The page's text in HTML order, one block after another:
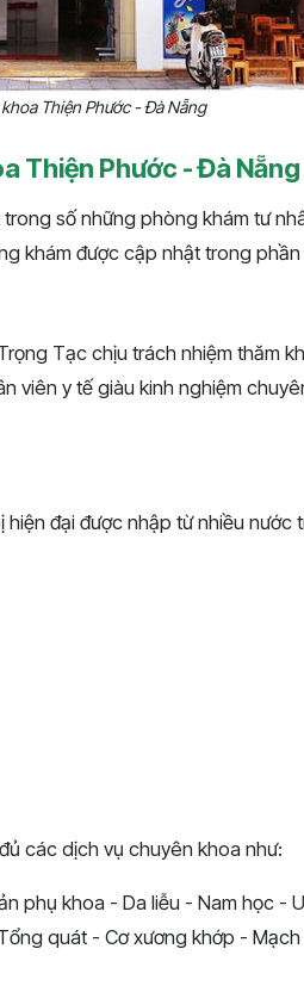
Thiện Phước - Đà Nẵng
Thiện Phước - Đà Nẵng
số những phòng khám tư
khám được cập nhật trong phần
Tạc chịu trách nhiệm thăm
viên y tế giàu kinh nghiệm
đại được nhập từ nhiều nước
các dịch vụ chuyên khoa như:
phụ khoa - Da liễu - Nam học -
quát - Cơ xương khớp - Mạch